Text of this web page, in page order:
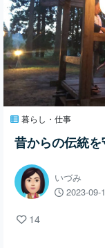
暮らし・仕事
昔からの伝統
いづみ
2023-09-
14